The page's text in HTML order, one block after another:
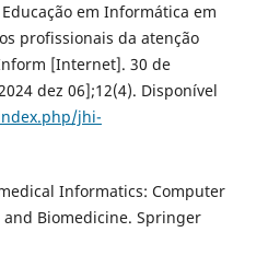
em Informática em
profissionais da atenção
[Internet]. 30 de
dez 06];12(4). Disponível
jhi-
Informatics: Computer
Biomedicine. Springer